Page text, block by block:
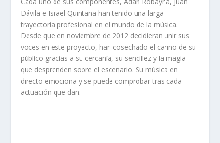
Dávila e Israel Quintana han tenido una larga
trayectoria profesional en el mundo de la música.
Desde que en noviembre de 2012 decidieran unir sus
voces en este proyecto, han cosechado el cariño de su
público gracias a su cercanía, su sencillez y la magia
que desprenden sobre el escenario. Su música en
directo emociona y se puede comprobar tras cada
actuación que dan.